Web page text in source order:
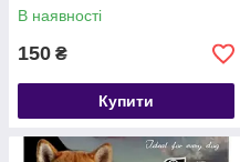
В наявності
150 ₴
Купити